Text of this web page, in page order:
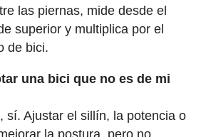
las piernas, mide desde el
superior y multiplica por el
de bici.
una bici que no es de mi
sí. Ajustar el sillín, la potencia o
la postura, pero no